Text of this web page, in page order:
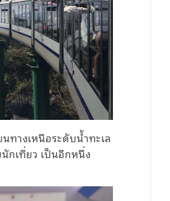
ทางเหนือระดับน้ำทะเล
กเที่ยว เป็นอีกหนึ่ง